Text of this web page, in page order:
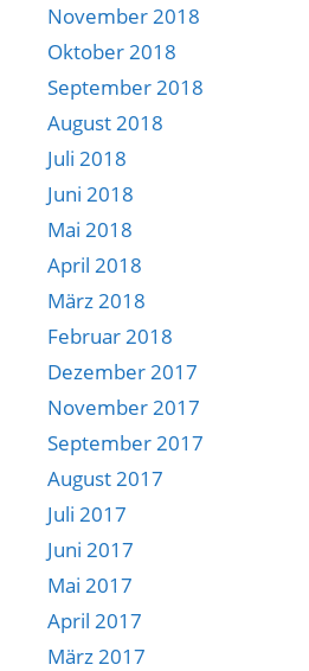
November 2018
Oktober 2018
September 2018
August 2018
Juli 2018
Juni 2018
Mai 2018
April 2018
März 2018
Februar 2018
Dezember 2017
November 2017
September 2017
August 2017
Juli 2017
Juni 2017
Mai 2017
April 2017
März 2017